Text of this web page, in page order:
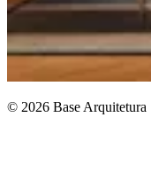
© 2026 Base Arquitetura